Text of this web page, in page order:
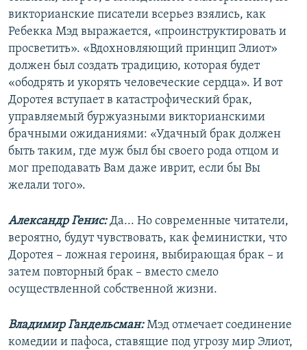
викторианские писатели всерьез взялись, как
Ребекка Мэд выражается, «проинструктировать и
просветить». «Вдохновляющий принцип Элиот»
должен был создать традицию, которая будет
«ободрять и укорять человеческие сердца». И вот
Доротея вступает в катастрофический брак,
управляемый буржуазными викторианскими
брачными ожиданиями: «Удачный брак должен
быть таким, где муж был бы своего рода отцом и
мог преподавать Вам даже иврит, если бы Вы
желали того».
Александр Генис:Да... Но современные читатели,
вероятно, будут чувствовать, как феминистки, что
Доротея – ложная героиня, выбирающая брак – и
затем повторный брак – вместо смело
осуществленной собственной жизни.
Владимир Гандельсман:Мэд отмечает соединение
комедии и пафоса, ставящие под угрозу мир Элиот,